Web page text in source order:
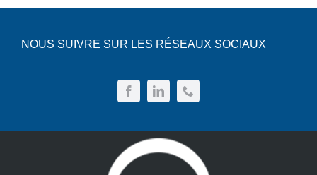
NOUS SUIVRE SUR LES RÉSEAUX SOCIAUX